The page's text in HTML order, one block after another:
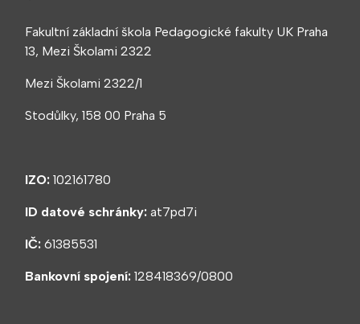
Fakultní základní škola Pedagogické fakulty UK Praha
13, Mezi Školami 2322
Mezi Školami 2322/1
Stodůlky, 158 00 Praha 5
IZO: 102161780
ID datové schránky: at7pd7i
IČ: 61385531
Bankovní spojení: 128418369/0800